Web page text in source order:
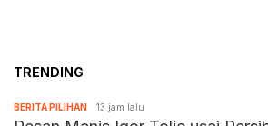
TRENDING
BERITA PILIHAN 13 jam lalu